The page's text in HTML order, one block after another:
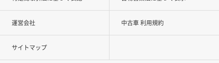
運営会社 中古車 利用規約
サイトマップ